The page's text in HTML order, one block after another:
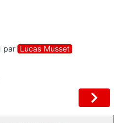
par Lucas Musset